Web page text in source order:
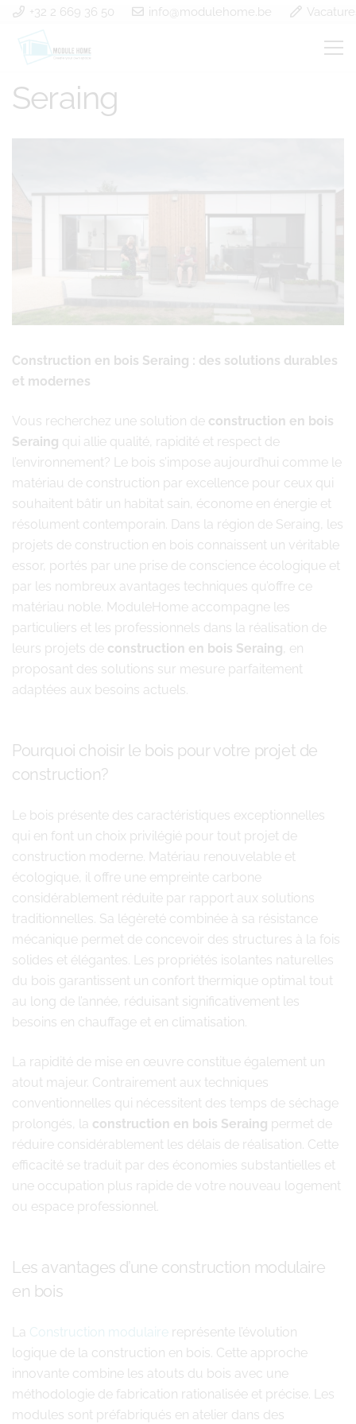
+32 2 669 36 50 info@modulehome.be
Construction en bois
Seraing
Construction en bois Seraing : des solutions durables
et modernes
Vous recherchez une solution de construction en bois
Seraing qui allie qualité, rapidité et respect de
l’environnement? Le bois s’impose aujourd’hui comme le
matériau de construction par excellence pour ceux qui
souhaitent bâtir un habitat sain, économe en énergie et
résolument contemporain. Dans la région de Seraing, les
projets de construction en bois connaissent un véritable
essor, portés par une prise de conscience écologique et
par les nombreux avantages techniques qu’offre ce
matériau noble. ModuleHome accompagne les
particuliers et les professionnels dans la réalisation de
leurs projets de construction en bois Seraing , en
proposant des solutions sur mesure parfaitement
adaptées aux besoins actuels.
Pourquoi choisir le bois pour votre projet de
construction?
Le bois présente des caractéristiques exceptionnelles
qui en font un choix privilégié pour tout projet de
construction moderne. Matériau renouvelable et
écologique, il offre une empreinte carbone
considérablement réduite par rapport aux solutions
traditionnelles. Sa légèreté combinée à sa résistance
mécanique permet de concevoir des structures à la fois
solides et élégantes. Les propriétés isolantes naturelles
du bois garantissent un confort thermique optimal tout
au long de l’année, réduisant significativement les
besoins en chauffage et en climatisation.
La rapidité de mise en œuvre constitue également un
atout majeur. Contrairement aux techniques
conventionnelles qui nécessitent des temps de séchage
prolongés, la construction en bois Seraing permet de
réduire considérablement les délais de réalisation. Cette
efficacité se traduit par des économies substantielles et
une occupation plus rapide de votre nouveau logement
ou espace professionnel.
Les avantages d’une construction modulaire
en bois
La Construction modulaire représente l’évolution
logique de la construction en bois. Cette approche
innovante combine les atouts du bois avec une
méthodologie de fabrication rationalisée et précise. Les
modules sont préfabriqués en atelier dans des